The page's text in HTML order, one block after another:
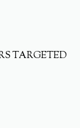
TARGETED